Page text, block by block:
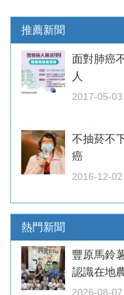
推薦新聞
面對肺癌
人
2017-05-
不抽菸不
癌
2016-12-
熱門新聞
豐原馬鈴
認識在地
2026-08-